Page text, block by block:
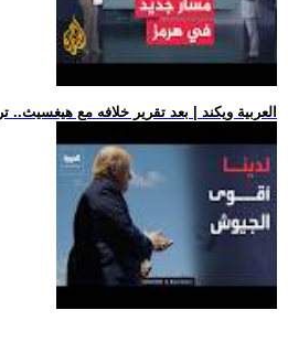
.. العربية ويكند | بعد تقرير خلافه مع